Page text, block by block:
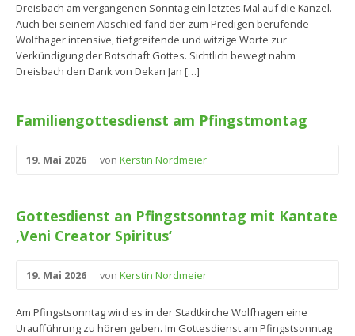
Dreisbach am vergangenen Sonntag ein letztes Mal auf die Kanzel.
Auch bei seinem Abschied fand der zum Predigen berufende
Wolfhager intensive, tiefgreifende und witzige Worte zur
Verkündigung der Botschaft Gottes. Sichtlich bewegt nahm
Dreisbach den Dank von Dekan Jan […]
Familiengottesdienst am Pfingstmontag
19. Mai 2026 von Kerstin Nordmeier
Gottesdienst an Pfingstsonntag mit Kantate
‚Veni Creator Spiritus‘
19. Mai 2026 von Kerstin Nordmeier
Am Pfingstsonntag wird es in der Stadtkirche Wolfhagen eine
Uraufführung zu hören geben. Im Gottesdienst am Pfingstsonntag